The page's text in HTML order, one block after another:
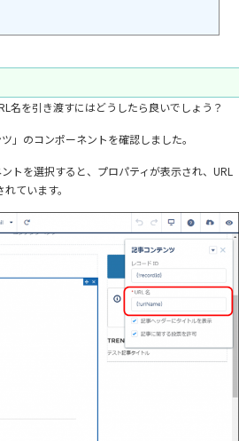
名を引き渡すにはどうしたら良いでしょう？
」のコンポーネントを確認しました。
トを選択すると、プロパティが表示され、URL
ています。